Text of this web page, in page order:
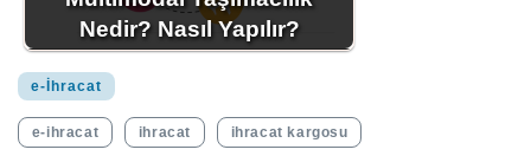
Nedir? Nasıl Yapılır?
e-İhracat
e-ihracat ihracat ihracat kargosu